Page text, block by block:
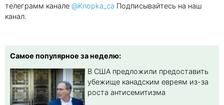
телеграмм канале @Knopka_ca Подписывайтесь на наш
канал.
Самое популярное за неделю:
В США предложили предоставить
убежище канадским евреям из-за
роста антисемитизма